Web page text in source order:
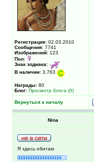
Регистрация: 02.03.2010
Сообщения: 7741
Изображений: 123
Пол:
Знак зодиака:
В наличии: 3,763
Награды: 80
Блог: Просмотр блога (0)
Вернуться к началу
Nina
Я здесь обитаю